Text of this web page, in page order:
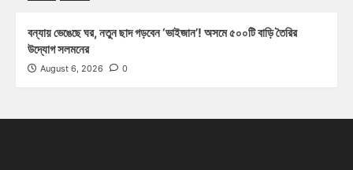
বন্যায় ভেঙেছে ঘর, নতুন ছাদ গড়বেন ‘ভাইজান’! অসমে ৫০০টি বাড়ি তৈরির
উদ্যোগ সলমনের
August 6, 2026 0